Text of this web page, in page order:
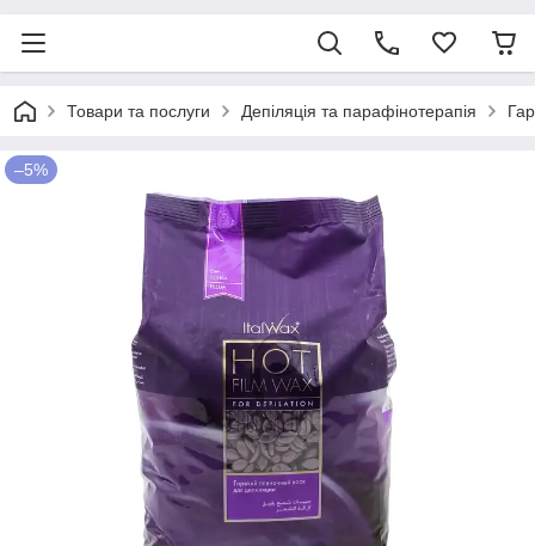
Товари та послуги Депіляція та парафінотерапія
–5%